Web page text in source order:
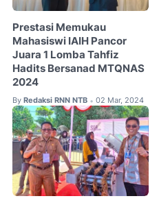
Prestasi Memukau
Mahasiswi IAIH Pancor
Juara 1 Lomba Tahfiz
Hadits Bersanad MTQNAS
2024
By Redaksi RNN NTB • 02 Mar, 2024